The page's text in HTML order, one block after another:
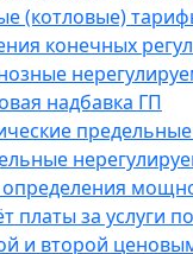
(котловые)
конечных
надбавка ГП
платы за услуги
и второй